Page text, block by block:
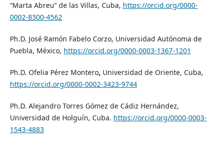
“Marta Abreu” de las Villas, Cuba, https://orcid.org/0000-
0002-8300-4562
Ph.D. José Ramón Fabelo Corzo, Universidad Autónoma de
Puebla, México, https://orcid.org/0000-0003-1367-1201
Ph.D. Ofelia Pérez Montero, Universidad de Oriente, Cuba,
https://orcid.org/0000-0002-3423-9744
Ph.D. Alejandro Torres Gómez de Cádiz Hernández,
Universidad de Holguín, Cuba. https://orcid.org/0000-0003-
1543-4883